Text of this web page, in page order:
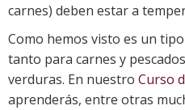
carnes) deben estar a
Como hemos visto es un
tanto para carnes y
verduras. En nuestro Curso
aprenderás, entre otras